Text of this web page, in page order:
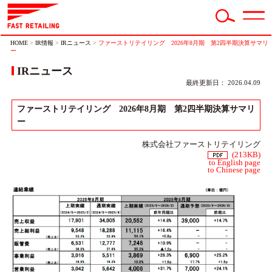
HOME > IR情報 > IRニュース > ファーストリテイリング 2026年8月期 第2四半期決算サマリ
ー
IRニュース
最終更新日： 2026.04.09
ファーストリテイリング 2026年8月期 第2四半期決算サマリ
ー
株式会社ファーストリテイリング
(213KB)
to English page
to Chinese page